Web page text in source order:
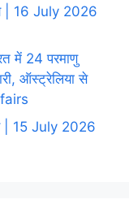
| 16 July 2026
में 24 परमाणु
ऑस्ट्रेलिया से
| 15 July 2026